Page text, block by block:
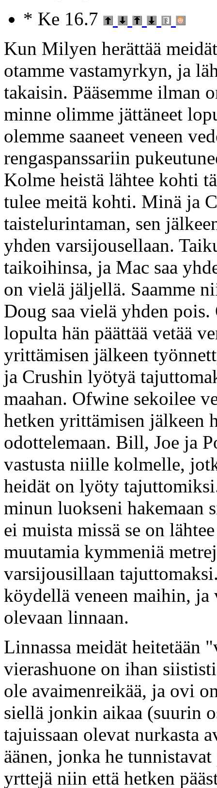
* Ke 16.7
Kun Milyen herättää
otamme vastamyrkyn, ja
takaisin. Pääsemme ilman
minne olimme jättäneet
olemme saaneet veneen
rengaspanssariin
Kolme heistä lähtee kohti
tulee meitä kohti. Minä ja
taistelurintaman, sen
yhden varsijousellaan.
taikoihinsa, ja Mac saa
on vielä jäljellä. Saamme
Doug saa vielä yhden
lopulta hän päättää vetää
yrittämisen jälkeen
ja Crushin lyötyä
maahan. Ofwine sekoilee
hetken yrittämisen jälkeen
odottelemaan. Bill, Joe ja
vastusta niille kolmelle,
heidät on lyöty
minun luokseni hakemaan
ei muista missä se on
muutamia kymmeniä
varsijousillaan
köydellä veneen maihin,
olevaan linnaan.
Linnassa meidät heitetään
vierashuone on ihan
ole avaimenreikää, ja ovi
siellä jonkin aikaa (suurin
tajuissaan olevat nurkasta
äänen, jonka he
yrttejä niin että hetken